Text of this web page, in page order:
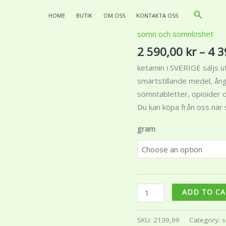
HOME BUTIK OM OSS KONTAKTA OSS Search
somn och somnloshet
2 590,00 kr – 4
ketamin i SVERIGE säljs
smärtstillande medel,
sömntabletter, opioider
Du kan köpa från oss
gram
Beställ
ketamin
i
SVERIGE
quantity
ADD TO
SKU: 2139,99 Category: